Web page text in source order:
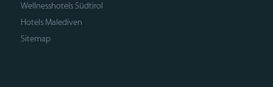
Wellnesshotels Südtirol
Hotels Malediven
Sitemap